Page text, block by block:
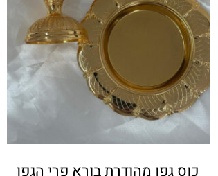
כוס גפן מהודרת בורא פרי הגפן